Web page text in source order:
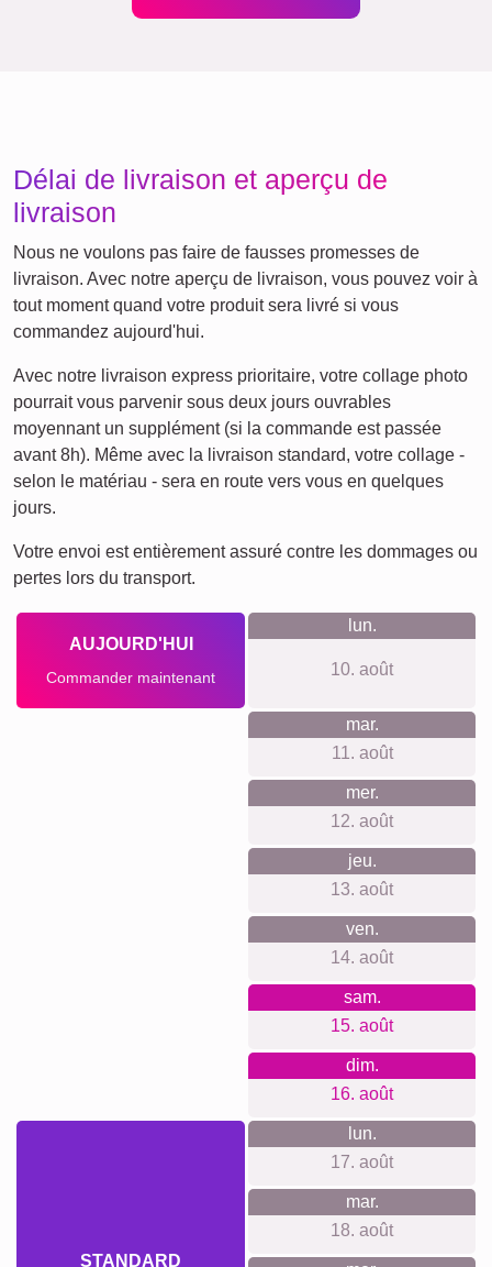
Délai de livraison et aperçu de
livraison
Nous ne voulons pas faire de fausses promesses de
livraison. Avec notre aperçu de livraison, vous pouvez voir à
tout moment quand votre produit sera livré si vous
commandez aujourd'hui.
Avec notre livraison express prioritaire, votre collage photo
pourrait vous parvenir sous deux jours ouvrables
moyennant un supplément (si la commande est passée
avant 8h). Même avec la livraison standard, votre collage -
selon le matériau - sera en route vers vous en quelques
jours.
Votre envoi est entièrement assuré contre les dommages ou
pertes lors du transport.
AUJOURD'HUI
Commander maintenant
lun.
10. août
mar.
11. août
mer.
12. août
jeu.
13. août
ven.
14. août
sam.
15. août
dim.
16. août
STANDARD
lun.
17. août
mar.
18. août